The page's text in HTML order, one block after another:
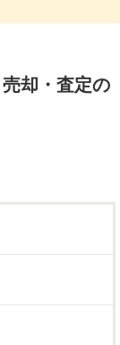
却・査定の